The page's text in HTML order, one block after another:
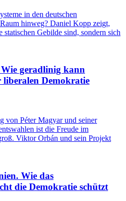
in den deutschen
hinweg? Daniel Kopp zeigt,
statischen Gebilde sind, sondern sich
geradlinig kann
Demokratie
von Péter Magyar und seiner
ist die Freude im
Viktor Orbán und sein Projekt
Wie das
die Demokratie schützt